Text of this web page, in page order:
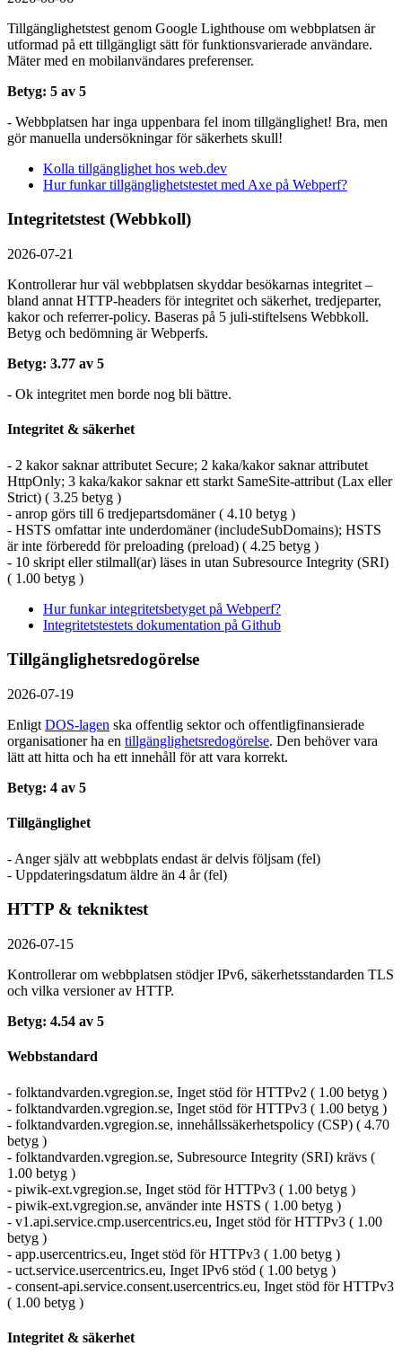
Tillgänglighetstest genom Google Lighthouse om webbplatsen är
utformad på ett tillgängligt sätt för funktionsvarierade användare.
Mäter med en mobil­användares preferenser.
Betyg: 5 av 5
- Webbplatsen har inga uppenbara fel inom tillgänglighet! Bra, men
gör manuella undersökningar för säkerhets skull!
Kolla tillgänglighet hos web.dev
Hur funkar tillgänglighetstestet med Axe på Webperf?
Integritetstest (Webbkoll)
2026-07-21
Kontrollerar hur väl webbplatsen skyddar besökarnas integritet –
bland annat HTTP-headers för integritet och säkerhet, tredjeparter,
kakor och referrer-policy. Baseras på 5 juli-stiftelsens Webbkoll.
Betyg och bedömning är Webperfs.
Betyg: 3.77 av 5
- Ok integritet men borde nog bli bättre.
Integritet & säkerhet
- 2 kakor saknar attributet Secure; 2 kaka/kakor saknar attributet
HttpOnly; 3 kaka/kakor saknar ett starkt SameSite-attribut (Lax eller
Strict) ( 3.25 betyg )
- anrop görs till 6 tredjepartsdomäner ( 4.10 betyg )
- HSTS omfattar inte underdomäner (includeSubDomains); HSTS
är inte förberedd för preloading (preload) ( 4.25 betyg )
- 10 skript eller stilmall(ar) läses in utan Subresource Integrity (SRI)
( 1.00 betyg )
Hur funkar integritetsbetyget på Webperf?
Integritetstestets dokumentation på Github
Tillgänglighetsredogörelse
2026-07-19
Enligt DOS-lagen ska offentlig sektor och offentlig­finansierade
organisationer ha en tillgänglighets­redogörelse. Den behöver vara
lätt att hitta och ha ett innehåll för att vara korrekt.
Betyg: 4 av 5
Tillgänglighet
- Anger själv att webbplats endast är delvis följsam (fel)
- Uppdateringsdatum äldre än 4 år (fel)
HTTP & tekniktest
2026-07-15
Kontrollerar om webbplatsen stödjer IPv6, säkerhets­standarden TLS
och vilka versioner av HTTP.
Betyg: 4.54 av 5
Webbstandard
- folktandvarden.vgregion.se, Inget stöd för HTTPv2 ( 1.00 betyg )
- folktandvarden.vgregion.se, Inget stöd för HTTPv3 ( 1.00 betyg )
- folktandvarden.vgregion.se, innehållssäkerhetspolicy (CSP) ( 4.70
betyg )
- folktandvarden.vgregion.se, Subresource Integrity (SRI) krävs (
1.00 betyg )
- piwik-ext.vgregion.se, Inget stöd för HTTPv3 ( 1.00 betyg )
- piwik-ext.vgregion.se, använder inte HSTS ( 1.00 betyg )
- v1.api.service.cmp.usercentrics.eu, Inget stöd för HTTPv3 ( 1.00
betyg )
- app.usercentrics.eu, Inget stöd för HTTPv3 ( 1.00 betyg )
- uct.service.usercentrics.eu, Inget IPv6 stöd ( 1.00 betyg )
- consent-api.service.consent.usercentrics.eu, Inget stöd för HTTPv3
( 1.00 betyg )
Integritet & säkerhet